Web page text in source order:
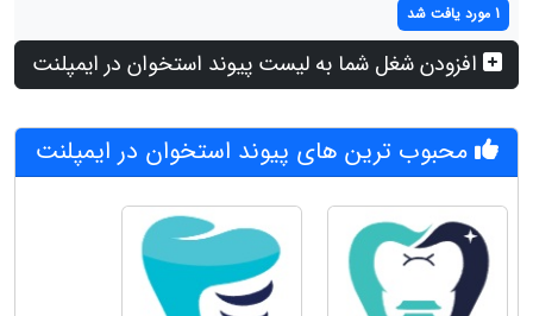
1 مورد یافت شد
افزودن شغل شما به لیست پیوند استخوان در ایمپلنت
محبوب ترین های پیوند استخوان در ایمپلنت